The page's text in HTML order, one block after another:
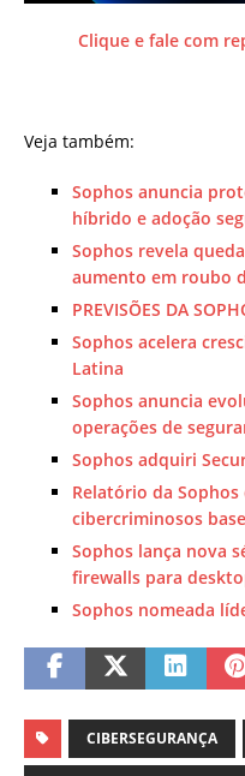
Clique e fale com
Veja também:
Sophos anuncia
híbrido e adoção
Sophos revela
aumento em roubo
PREVISÕES DA
Sophos acelera
Latina
Sophos anuncia
operações de
Sophos adquiri
Relatório da
cibercriminosos
Sophos lança nova
firewalls para
Sophos nomeada
CIBERSEGURANÇA